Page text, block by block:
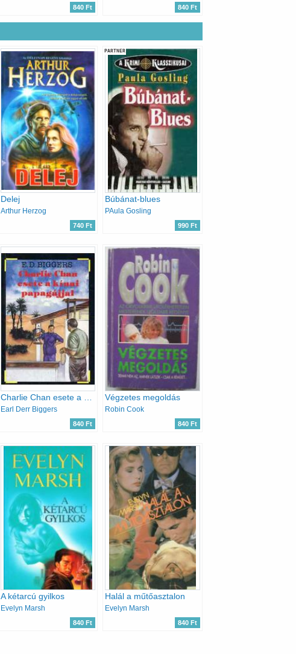
840 Ft 840 Ft
Delej
Arthur Herzog
740 Ft
PARTNER
Búbánat-blues
PAula Gosling
990 Ft
Charlie Chan esete a kínai papagájjal
Earl Derr Biggers
840 Ft
Végzetes megoldás
Robin Cook
840 Ft
A kétarcú gyilkos
Evelyn Marsh
840 Ft
Halál a műtőasztalon
Evelyn Marsh
840 Ft